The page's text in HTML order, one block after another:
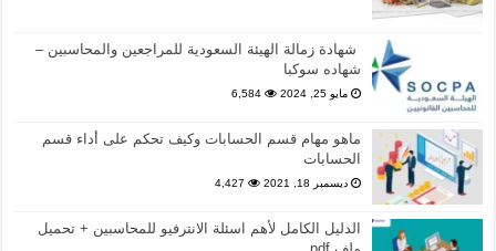
شهادة زمالة الهيئة السعودية للمراجعين والمحاسبين –
شهاده سوكبا
مايو 25, 2024 6,584
ماهو مهام قسم الحسابات وكيف تحكم على أداء قسم
الحسابات
ديسمبر 18, 2021 4,427
الدليل الكامل لأهم اسئلة الانترفيو للمحاسبين + تحميل